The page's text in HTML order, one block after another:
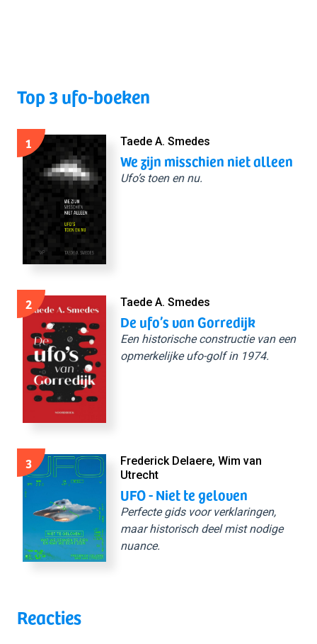
Top 3 ufo-boeken
1 Taede A. Smedes
We zijn misschien niet alleen
Ufo’s toen en nu.
2 Taede A. Smedes
De ufo’s van Gorredijk
Een historische constructie van een
opmerkelijke ufo-golf in 1974.
3
Frederick Delaere, Wim van
Utrecht
UFO - Niet te geloven
Perfecte gids voor verklaringen,
maar historisch deel mist nodige
nuance.
Reacties